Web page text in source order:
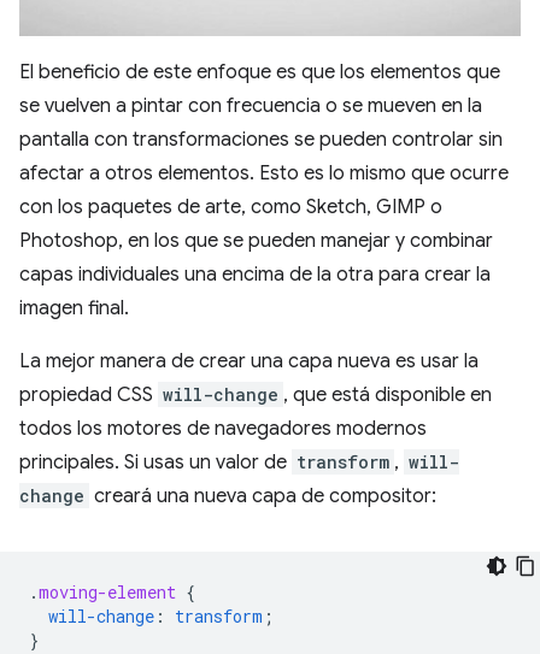
El beneficio de este enfoque es que los elementos que
se vuelven a pintar con frecuencia o se mueven en la
pantalla con transformaciones se pueden controlar sin
afectar a otros elementos. Esto es lo mismo que ocurre
con los paquetes de arte, como Sketch, GIMP o
Photoshop, en los que se pueden manejar y combinar
capas individuales una encima de la otra para crear la
imagen final.
La mejor manera de crear una capa nueva es usar la
propiedad CSS will-change , que está disponible en
todos los motores de navegadores modernos
principales. Si usas un valor de transform , will-
change creará una nueva capa de compositor:
.moving-element {
will-change : transform ;
}